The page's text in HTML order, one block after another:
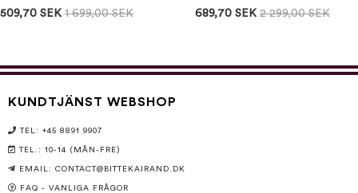
509,70 SEK 1 699,00 SEK
689,70 SEK 2 299,00 SEK
KUNDTJÄNST WEBSHOP
TEL: +45 8891 9907
TEL.: 10-14 (MÅN-FRE)
EMAIL: CONTACT@BITTEKAIRAND.DK
FAQ - VANLIGA FRÅGOR